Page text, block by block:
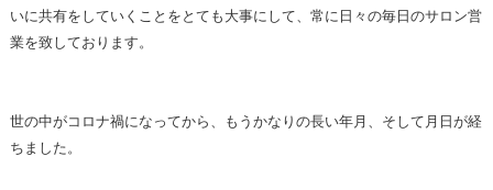
いに共有をしていくことをとても大事にして、常に日々の毎日のサロン営
業を致しております。
世の中がコロナ禍になってから、もうかなりの長い年月、そして月日が経
ちました。